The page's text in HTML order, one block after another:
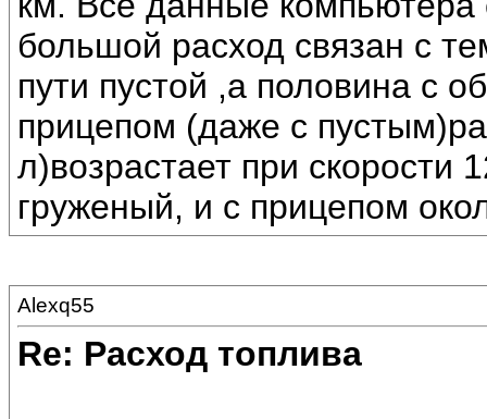
большой расход связан с
пути пустой ,а половина с
прицепом (даже с
л)возрастает при
груженый, и с прицепом
Alexq55
Re: Расход топлива